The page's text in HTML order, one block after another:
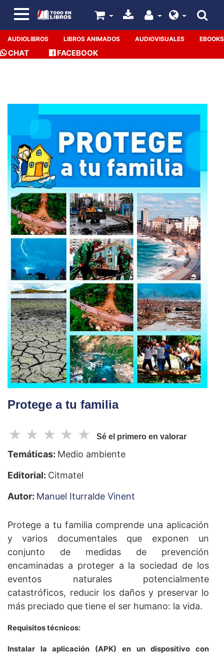
AUDIOLIBROS LIBROS ANIMADOS AUDIOVISUALES EBOOKS
CHAT FACEBOOK
Protege a tu familia
☆
☆
☆
☆
☆ Sé el primero en valorar
Temáticas: Medio ambiente
Editorial: Citmatel
Autor: Manuel Iturralde Vinent
Protege a tu familia comprende una aplicación
y varios documentales que exponen un
conjunto de medidas de prevención
encaminadas a proteger a la sociedad de los
eventos naturales potencialmente
catastróficos, reducir los daños y preservar lo
más preciado que tiene el ser humano: la vida.
Requisitos técnicos:
Instalar la aplicación (APK) en un dispositivo con